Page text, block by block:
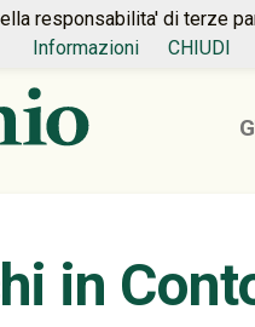
in
responsabilita' di terze
Informazioni
CHIUDI